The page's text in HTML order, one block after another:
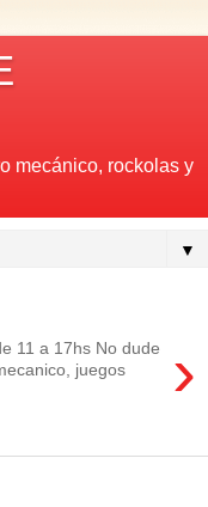
mecánico, rockolas y
▼
›
11 a 17hs No dude
juegos